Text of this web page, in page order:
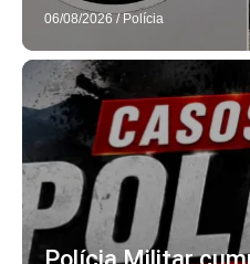
06/08/2026 / Polícia